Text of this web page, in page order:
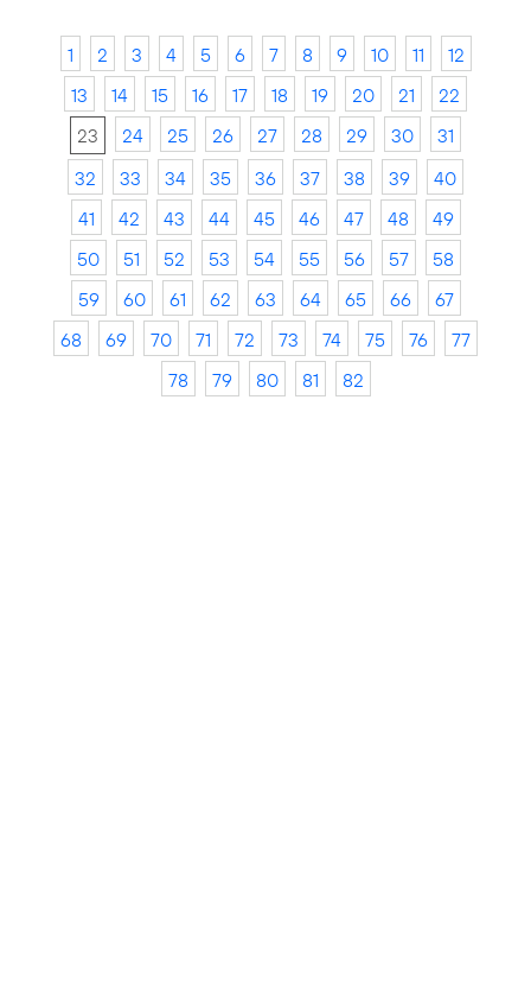
1 2 3 4 5 6 7 8 9 10 11
12
13
14 15 16 17 18 19 20 21
22
23
24 25 26 27 28 29 30
31
32
33 34 35 36 37 38 39
40
41
42 43 44 45 46 47 48
49
50
51 52 53 54 55 56 57
58
59
60 61 62 63 64 65 66
67
68
69 70 71 72 73 74 75 76
77
78
79 80 81 82